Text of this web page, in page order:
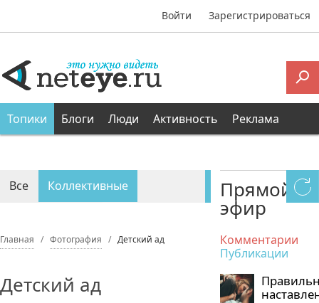
Войти Зарегистрироваться
Топики Блоги Люди Активность Реклама
Все Коллективные
Главная Фотография Детский ад
Детский ад
Прямой
эфир
Комментарии
Публикации